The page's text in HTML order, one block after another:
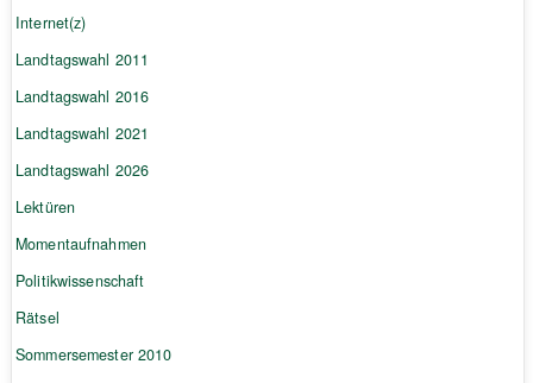
Internet(z)
Landtagswahl 2011
Landtagswahl 2016
Landtagswahl 2021
Landtagswahl 2026
Lektüren
Momentaufnahmen
Politikwissenschaft
Rätsel
Sommersemester 2010